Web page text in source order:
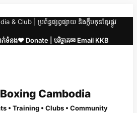
| ប្រព័ន្ធផ្សព្វផ្សាយ និងក្លឹបគុនខ្មែរផ្លូវ
ក់ទំនង❤️ Donate | បរិច្ចាគ✉ Email KKB
Cambodia
• Training • Clubs • Community